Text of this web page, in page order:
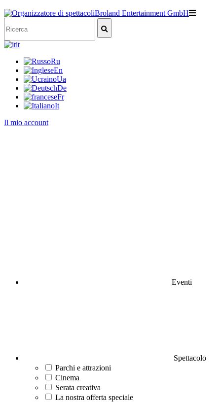
it
Ru
En
Ua
De
Fr
It
Il mio account
Eventi
Spettacolo
Parchi e attrazioni
Cinema
Serata creativa
La nostra offerta speciale